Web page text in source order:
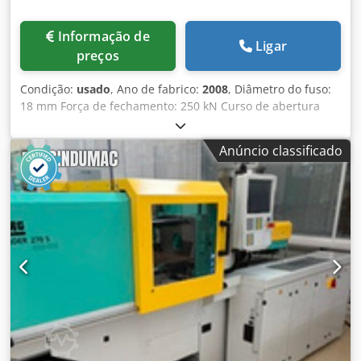
preços
Ligar
Condição: usado, Ano de fabrico: 2008, Diâmetro do fuso:
18 mm Força de fechamento: 250 kN Curso de abertura
máx.: 350 mm Altura de instalação do molde: 200 mm
Comando Selogica Horas de operação: 52.492 h Peso: 2030
kg ARBURG ALLROUNDER 270 S 250-70 – Máquina de
injeção – Ano de fabrico: 2008 – Estado IMPECÁVEL
Interface para sistema robótico conforme EUROMAP 67
disponível À venda está uma confiável e consagrada
máquina de injeção ARBURG ALLROUNDER 270 S 250-70 do
ano de 2008. A máquina é ideal para a produção de peças
plásticas de precisão em pequenas e médias séries,
destacando-se pela sua construção robusta e a conhecida
qualidade ARBURG "Made in Germany". Dodpfx Ajywzv Ieg
Tjck Destaques técnicos: - Força de fechamento: 250 kN -
Unidade de injeção: tamanho 70 - Diâmetro do fuso: aprox.
18–25 mm - Pressão de injeção: até aprox. 2.500 bar -
Anúncio classificado